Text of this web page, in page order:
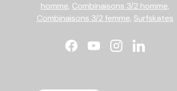
homme, Combinaisons 3/2 homme,
Combinaisons 3/2 femme, Surfskates
FacebookYouTubeInstagramLinkedIn